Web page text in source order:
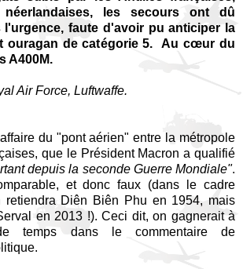
néerlandaises, les secours ont dû
faute d'avoir pu anticiper la
ouragan de catégorie 5. Au cœur du
A400M.
Air Force, Luftwaffe.
du "pont aérien" entre la métropole
que le Président Macron a qualifié
depuis la seconde Guerre Mondiale".
et donc faux (dans le cadre
retiendra Diên Biên Phu en 1954, mais
en 2013 !). Ceci dit, on gagnerait à
temps dans le commentaire de